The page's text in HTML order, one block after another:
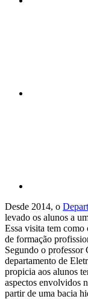
Desde 2014, o
levado os alunos a
Essa visita tem como
de formação
Segundo o professor
departamento de
propicia aos alunos
aspectos envolvidos
partir de uma bacia